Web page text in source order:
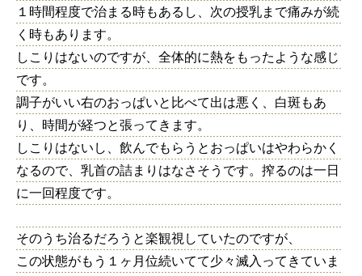
１時間程度で治まる時もあるし、次の授乳まで痛みが続
く時もあります。
しこりはないのですが、全体的に熱をもったような感じ
です。
調子がいい右のおっぱいと比べて出は悪く、白斑もあ
り、時間が経つと張ってきます。
しこりはないし、飲んでもらうとおっぱいはやわらかく
なるので、乳首の詰まりはなさそうです。搾るのは一日
に一回程度です。
そのうち治るだろうと楽観視していたのですが、
この状態がもう１ヶ月位続いてて少々滅入ってきていま